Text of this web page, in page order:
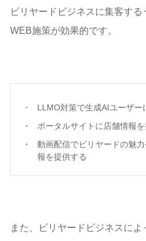
ビリヤードビジネスに集客す
WEB施策が効果的です。
LLMO対策で生成AIユーザー
ポータルサイトに店舗情報
動画配信でビリヤードの魅
報を提供する
また、ビリヤードビジネスに